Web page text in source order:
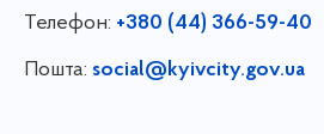
Телефон: +380 (44) 366-59-40
Пошта: social@kyivcity.gov.ua